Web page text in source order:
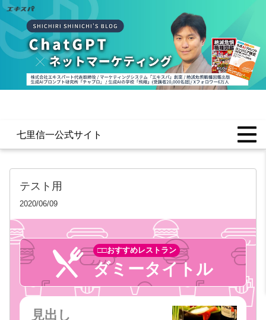
七里信一公式サイト
テスト用
2020/06/09
□□おすすめレストラン
ダミータイトル
見出し